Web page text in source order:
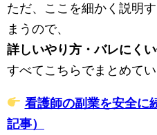
ただ、ここを細かく説明
まうので、
詳しいやり方・バレにく
すべてこちらでまとめて
看護師の副業を安全に
記事）